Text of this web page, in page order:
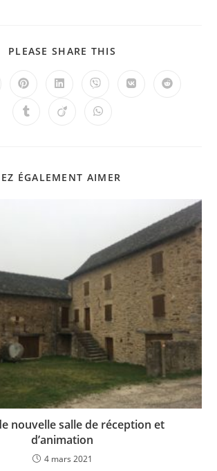
PLEASE SHARE THIS
ÉGALEMENT AIMER
nouvelle salle de réception et
d’animation
4 mars 2021